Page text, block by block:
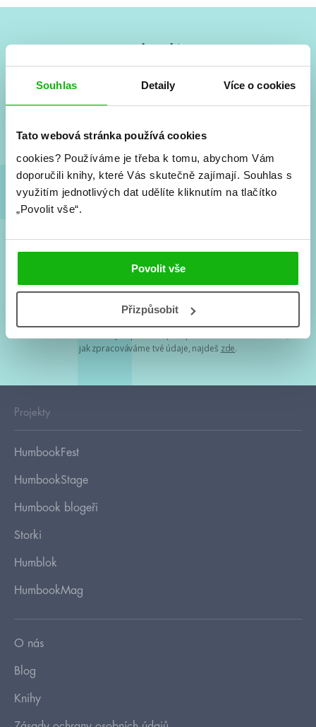
Souhlas Detaily Více o cookies
Tato webová stránka používá cookies
cookies? Používáme je třeba k tomu, abychom Vám
doporučili knihy, které Vás skutečně zajímají. Souhlas s
využitím jednotlivých dat udělíte kliknutím na tlačítko
„Povolit vše“.
Povolit vše
Přizpůsobit
Vše kolem #youngadult každý měsíc rovnou do mailu!
a seriálové adaptace a další.
Souhlasím spodmínkami zpracování osobních údajů
Tvá e-mailová adresa je u nás v bezpečí. Přečti si
jak zpracováváme tvé údaje, najdeš zde.
Projekty
HumbookFest
HumbookStage
Humbook blogeři
Storki
Humblok
HumbookMag
O nás
Blog
Knihy